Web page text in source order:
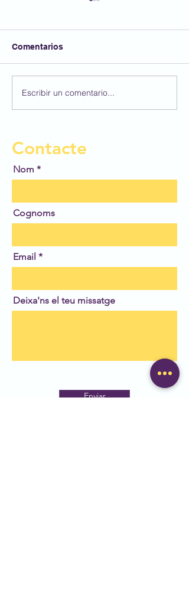
Comentarios
Escribir un comentario...
Contacte
Nom
Cognoms
Email
Deixa'ns el teu missatge
Enviar